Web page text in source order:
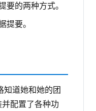
要的两种方式。
提要。
知道她和她的团
配置了各种功